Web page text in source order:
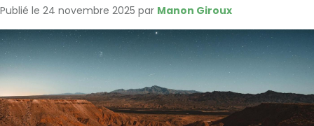
Publié le 24 novembre 2025 par Manon Giroux